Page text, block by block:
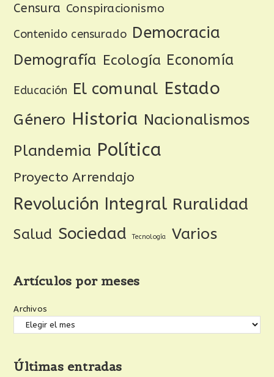
Censura Conspiracionismo
Contenido censurado Democracia
Demografía Ecología Economía
Educación El comunal Estado
Género Historia Nacionalismos
Plandemia Política
Proyecto Arrendajo
Revolución Integral Ruralidad
Salud Sociedad Tecnología Varios
Artículos por meses
Archivos
Últimas entradas